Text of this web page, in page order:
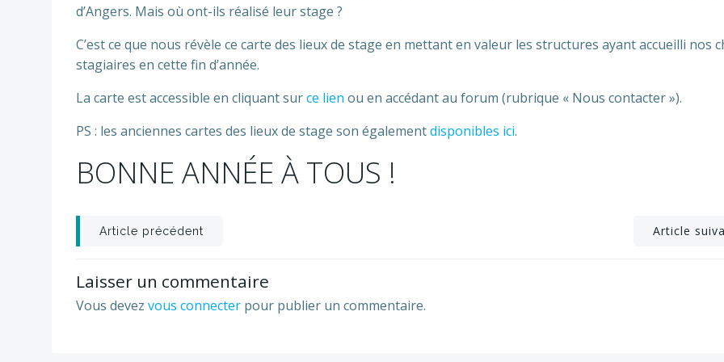
d’Angers. Mais où ont-ils réalisé leur stage ?
C’est ce que nous révèle ce carte des lieux de stage en mettant en valeur les structures ayant accueilli nos
stagiaires en cette fin d’année.
La carte est accessible en cliquant surce lien ou en accédant au forum (rubrique « Nous contacter »).
PS : les anciennes cartes des lieux de stage son égalementdisponibles ici.
BONNE ANNÉE À TOUS !
Post
navigation
Article précédent Article
Laisser un commentaire
Vous devez vous connecter pour publier un commentaire.